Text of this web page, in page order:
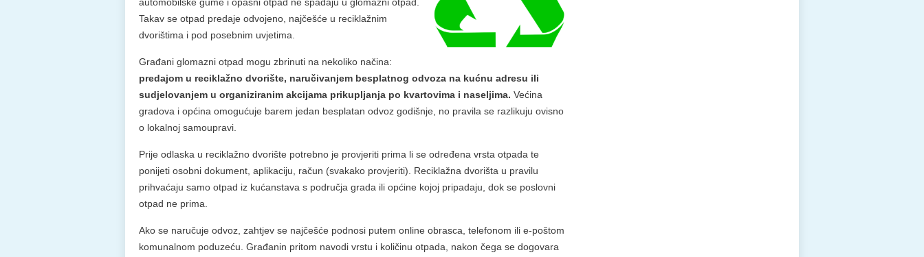
Takav se otpad predaje odvojeno, najčešće u reciklažnim
dvorištima i pod posebnim uvjetima.
Građani glomazni otpad mogu zbrinuti na nekoliko načina:
predajom u reciklažno dvorište, naručivanjem besplatnog odvoza na kućnu adresu ili
sudjelovanjem u organiziranim akcijama prikupljanja po kvartovima i naseljima. Većina
gradova i općina omogućuje barem jedan besplatan odvoz godišnje, no pravila se razlikuju ovisno
o lokalnoj samoupravi.
Prije odlaska u reciklažno dvorište potrebno je provjeriti prima li se određena vrsta otpada te
ponijeti osobni dokument, aplikaciju, račun (svakako provjeriti). Reciklažna dvorišta u pravilu
prihvaćaju samo otpad iz kućanstava s područja grada ili općine kojoj pripadaju, dok se poslovni
otpad ne prima.
Ako se naručuje odvoz, zahtjev se najčešće podnosi putem online obrasca, telefonom ili e-poštom
komunalnom poduzeću. Građanin pritom navodi vrstu i količinu otpada, nakon čega se dogovara